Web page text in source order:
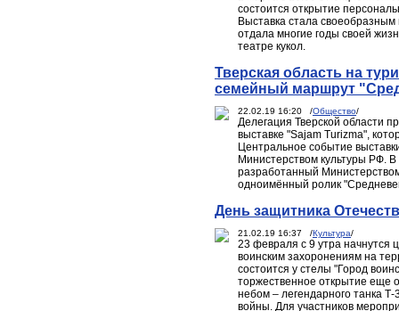
состоится открытие
Выставка стала
отдала многие годы своей
театре кукол.
Тверская область на
семейный маршрут
22.02.19 16:20 /Общество/
Делегация Тверской области
выставке "Sаjam Turizma",
Центральное событие
Министерством культуры РФ.
разработанный
одноимённый ролик
День защитника
21.02.19 16:37 /Культура/
23 февраля с 9 утра начнутся
воинским захоронениям на
состоится у стелы "Город
торжественное открытие еще
небом – легендарного танка
войны. Для участников